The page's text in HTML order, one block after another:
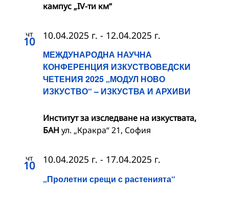
кампус „IV-ти км“
чт
10
МЕЖДУНАРОДНА НАУЧНА
КОНФЕРЕНЦИЯ ИЗКУСТВОВЕДСКИ
ЧЕТЕНИЯ 2025 „МОДУЛ НОВО
ИЗКУСТВО“ – ИЗКУСТВА И АРХИВИ
10.04.2025 г. - 12.04.2025 г.
Институт за изследване на изкуствата,
БАН ул. „Кракра“ 21, София
чт
10
„Пролетни срещи с растенията“
10.04.2025 г. - 17.04.2025 г.